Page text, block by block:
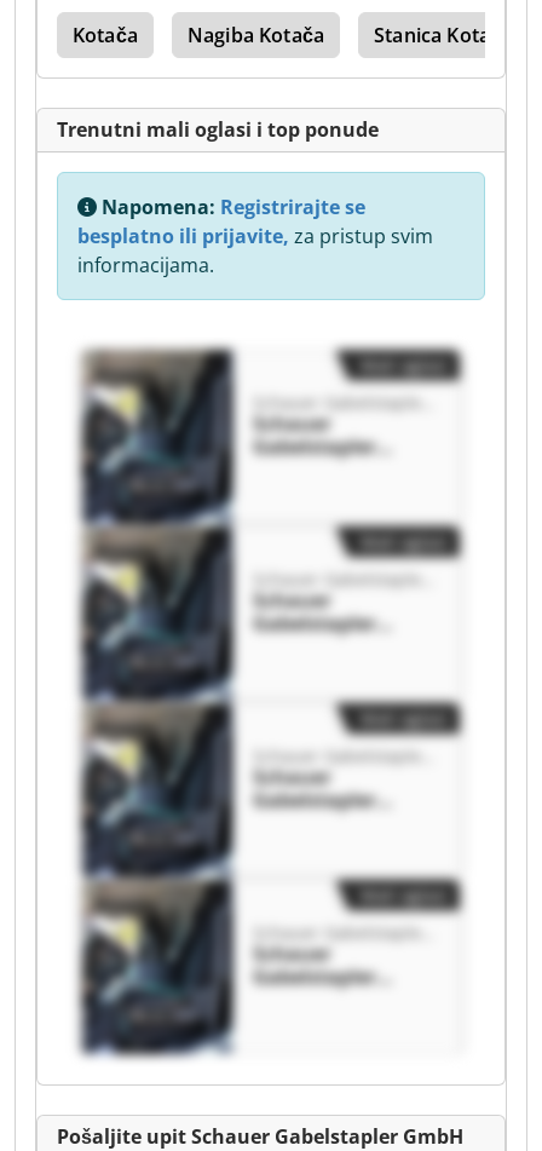
Kotača Nagiba Kotača Stanica Kotača
Trenutni mali oglasi i top ponude
Napomena: Registrirajte se
besplatno ili prijavite, za pristup svim
informacijama.
Schauer
Gabelstapler
GmbH Schauer
Schauer
Gabelstapler
GmbH Schauer
Mali oglasi
Schauer
Gabelstapler
GmbH Schauer
Mali oglasi
Schauer
Gabelstapler
GmbH Schauer
Mali oglasi
Pošaljite upit Schauer Gabelstapler GmbH